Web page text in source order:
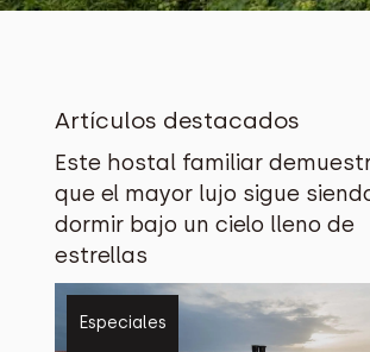
Artículos destacados
Este hostal familiar
que el mayor lujo sigue
dormir bajo un cielo lleno de
estrellas
Especiales